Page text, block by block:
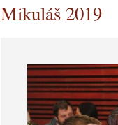
Mikuláš 2019